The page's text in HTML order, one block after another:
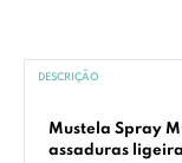
DESCRIÇÃO
Mustela Spray
assaduras